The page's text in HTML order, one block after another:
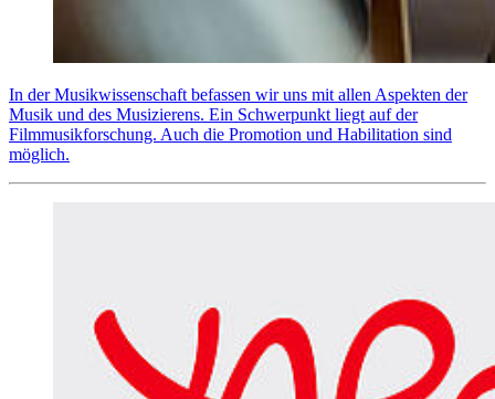
In der Musikwissenschaft befassen wir uns mit allen Aspekten der
Musik und des Musizierens. Ein Schwerpunkt liegt auf der
Filmmusikforschung. Auch die Promotion und Habilitation sind
möglich.